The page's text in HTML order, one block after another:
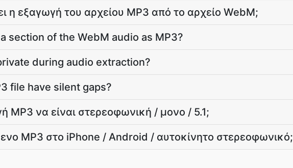
η εξαγωγή του αρχείου MP3 από το αρχείο WebM;
section of the WebM audio as MP3?
during audio extraction?
file have silent gaps?
MP3 να είναι στερεοφωνική / μονο / 5.1;
MP3 στο iPhone / Android / αυτοκίνητο στερεοφωνικό;